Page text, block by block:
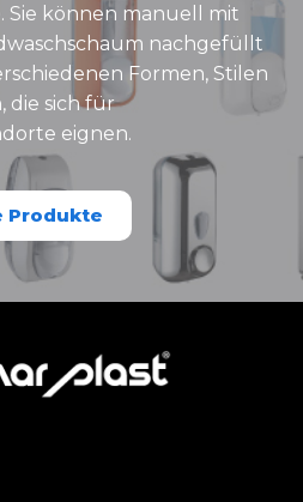
Sie können manuell mit
nachgefüllt
Formen, Stilen
die sich für
eignen.
Produkte